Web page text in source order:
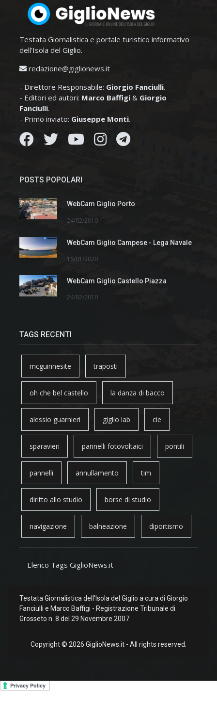
Testata Giornalistica e portale turistico informativo
dell'Isola del Giglio.
redazione@giglionews.it
- Direttore Responsabile: Giorgio Fanciulli.
- Editori ed autori: Marco Baffigi & Giorgio
Fanciulli.
- Primo inviato: Giuseppe Monti.
POSTS POPOLARI
WebCam Giglio Porto
24/02/2010
WebCam Giglio Campese - Lega Navale
16/01/2020
WebCam Giglio Castello Piazza
24/02/2010
TAGS RECENTI
mcguinnesite traposti
oh che bel castello la danza di bacco
alessio guarnieri giglio lab cie
sparavieri pannelli fotovoltaici pontili
pannelli annullamento tim
diritto allo studio borse di studio
navigazione balneazione diportismo
Elenco Tags GiglioNews.it
Testata Giornalistica dell'Isola del Giglio a cura di Giorgio
Fanciulli e Marco Baffigi - Registrazione Tribunale di
Grosseto n. 8 del 29 Novembre 2007
Copyright © 2026 GiglioNews.it - All rights reserved.